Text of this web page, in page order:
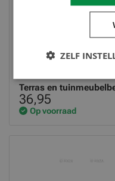
Terras en
36,95
Op voorraad
ZELF